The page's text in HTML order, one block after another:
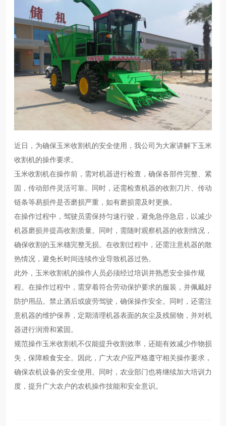
近日，为确保玉米收割机的安全使用，我公司为大家讲解下玉米
收割机的操作要求。
玉米收割机在操作前，需对机器进行检查，确保各部件完整、紧
固，传动部件灵活可靠。同时，还需检查机器的收割刀片、传动
链条等易损件是否磨损严重，如有磨损需及时更换。
在操作过程中，驾驶员需保持匀速行驶，避免急停急启，以减少
机器磨损并提高收割质量。同时，需随时观察机器的收割情况，
确保收割的玉米穗完整无损。在收割过程中，还需注意机器的散
热情况，避免长时间连续作业导致机器过热。
此外，玉米收割机的操作人员必须经过培训并熟悉安全操作规
程。在操作过程中，需穿着符合劳动保护要求的服装，并佩戴好
防护用品。禁止酒后或疲劳驾驶，确保操作安全。同时，还需注
意机器的维护保养，定期清理机器表面的灰尘及残留物，并对机
器进行润滑和紧固。
规范操作玉米收割机不仅能提升收割效率，还能有效减少作物损
失，保障粮食安全。因此，广大农户应严格遵守相关操作要求，
确保农机设备的安全使用。同时，农业部门也将继续加大培训力
度，提升广大农户的农机操作技能和安全意识。